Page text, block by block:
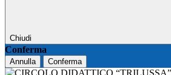
Chiudi
Conferma
Annulla Conferma